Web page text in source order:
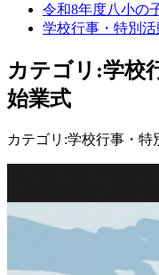
令和8年度八小の
学校行事・特別活
カテゴリ:学校
始業式
カテゴリ:学校行事・特